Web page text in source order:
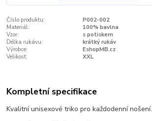
Číslo produktu:
P002-002
Materiál:
100% bavlna
Vzor:
s potiskem
Délka rukávu:
krátký rukáv
Výrobce:
EshopMB.cz
Velikost:
XXL
Kompletní specifikace
Kvalitní unisexové triko pro každodenní nošení.